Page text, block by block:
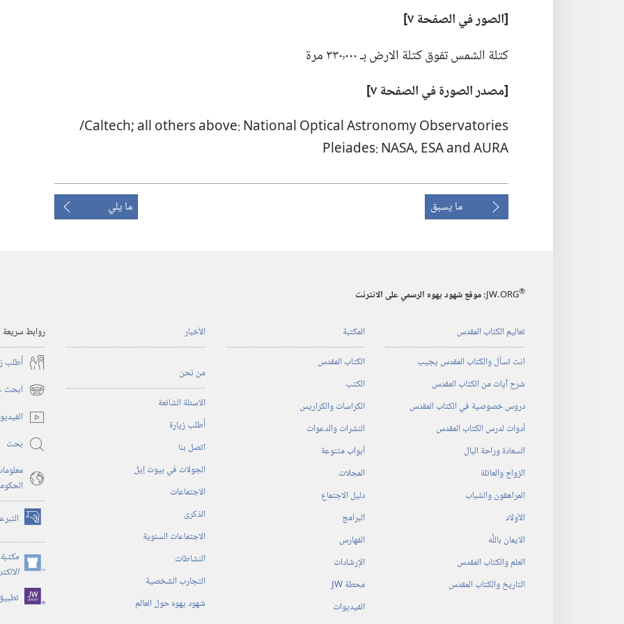
‏[الصورفيالصفحة ٧]‏
كتلة الشمس تفوق كتلة الارض بـ‍ ٣٣٠٬٠٠٠ مرة
‏[مصدر الصورةفيالصفحة ٧]‏
‏s‏e‏i‏r‏o‏t‏a‏v‏r‏e‏s‏b‏O‏ ‏y‏m‏o‏n‏o‏r‏t‏s‏A‏ ‏l‏a‏c‏i‏t‏p‏O‏ ‏l‏a‏n‏o‏i‏t‏a‏N‏ :‏e‏v‏o‏b‏a‏ ‏s‏r‏e‏h‏t‏o‏ ‏l‏l‏a‏ ;‏h‏c‏e‏t‏l‏a‏C‏/‏
A‏R‏U‏A‏ ‏d‏n‏a‏ ‏A‏S‏E‏ ‎,‏A‏S‏A‏N‏ :‏s‏e‏d‏a‏i‏e‏l‏P‏
ما يسبق ما يلي
JW.ORG® :‏ موقع شهود يهوه الرسمي على الانترنت
تعاليم الكتاب المقدس
انت تسأل والكتاب المقدس يجيب
شرح آيات من الكتاب المقدس
دروس خصوصية في الكتاب المقدس
أدوات لدرس الكتاب المقدس
السعادة وراحة البال
الزواج والعائلة
المراهقون والشباب
الأولاد
الايمان باللّٰه
العلم والكتاب المقدس
التاريخ والكتاب المقدس
المكتبة
الكتاب المقدس
الكتب
الكراسات والكراريس
النشرات والدعوات
أبواب متنوعة
المجلات
دليل الاجتماع
البرامج
الفهارس
الإرشادات
محطة‏ ‏JW
الفيديوات
الأخبار
من نحن
الاسئلة الشائعة
أُطلب زيارة
اتصل بنا
الجولات في بيوت إيل
الاجتماعات
الذكرى
الاجتماعات السنوية
النشاطات
التجارب الشخصية
شهود يهوه حول العالم
روابط سريعة
أُطلب
ابحث (يفتح
نافذة
بحث
(يفتح
نافذة
جديدة)
(يفتح
نافذة
جديدة)